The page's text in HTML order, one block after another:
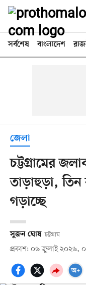
সর্বশেষ বাংলাদেশ
জেলা
চট্টগ্রামের
তাড়াহুড়া,
গড়াচ্ছে
সুজন ঘোষ চট্টগ্রাম
প্রকাশ: ০৬ জুলাই ২০২৬,